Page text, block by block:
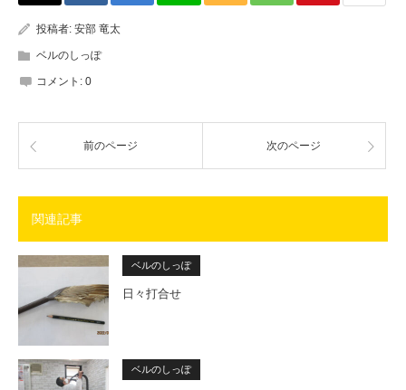
投稿者: 安部 竜太
ベルのしっぽ
コメント: 0
前のページ 次のページ
関連記事
ベルのしっぽ
日々打合せ
ベルのしっぽ